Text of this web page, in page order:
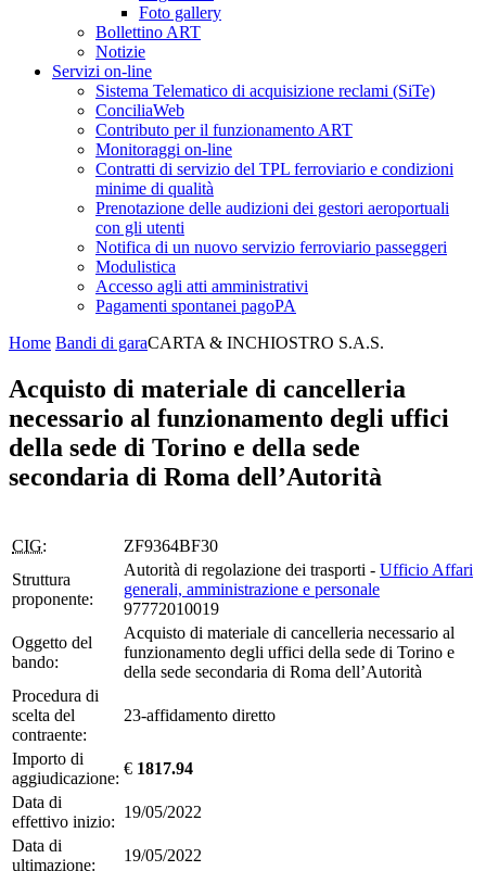
Foto gallery
Bollettino ART
Notizie
Servizi on-line
Sistema Telematico di acquisizione reclami (SiTe)
ConciliaWeb
Contributo per il funzionamento ART
Monitoraggi on-line
Contratti di servizio del TPL ferroviario e condizioni
minime di qualità
Prenotazione delle audizioni dei gestori aeroportuali
con gli utenti
Notifica di un nuovo servizio ferroviario passeggeri
Modulistica
Accesso agli atti amministrativi
Pagamenti spontanei pagoPA
Home Bandi di garaCARTA & INCHIOSTRO S.A.S.
Acquisto di materiale di cancelleria
necessario al funzionamento degli uffici
della sede di Torino e della sede
secondaria di Roma dell’Autorità
CIG:
ZF9364BF30
Struttura
proponente:
Autorità di regolazione dei trasporti - Ufficio Affari
generali, amministrazione e personale
97772010019
Oggetto del
bando:
Acquisto di materiale di cancelleria necessario al
funzionamento degli uffici della sede di Torino e
della sede secondaria di Roma dell’Autorità
Procedura di
scelta del
contraente:
23-affidamento diretto
Importo di
aggiudicazione:
€ 1817.94
Data di
effettivo inizio:
19/05/2022
Data di
ultimazione:
19/05/2022